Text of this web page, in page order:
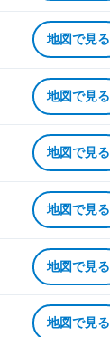
地図で見る
地図で見る
地図で見る
地図で見る
地図で見る
地図で見る